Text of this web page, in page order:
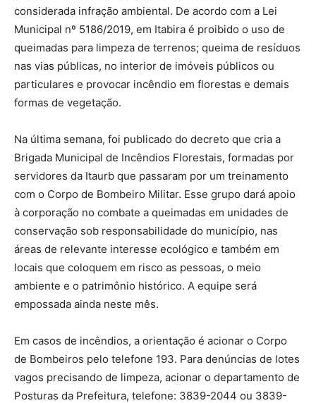
considerada infração ambiental. De acordo com a Lei
Municipal nº 5186/2019, em Itabira é proibido o uso de
queimadas para limpeza de terrenos; queima de resíduos
nas vias públicas, no interior de imóveis públicos ou
particulares e provocar incêndio em florestas e demais
formas de vegetação.
Na última semana, foi publicado do decreto que cria a
Brigada Municipal de Incêndios Florestais, formadas por
servidores da Itaurb que passaram por um treinamento
com o Corpo de Bombeiro Militar. Esse grupo dará apoio
à corporação no combate a queimadas em unidades de
conservação sob responsabilidade do município, nas
áreas de relevante interesse ecológico e também em
locais que coloquem em risco as pessoas, o meio
ambiente e o patrimônio histórico. A equipe será
empossada ainda neste mês.
Em casos de incêndios, a orientação é acionar o Corpo
de Bombeiros pelo telefone 193. Para denúncias de lotes
vagos precisando de limpeza, acionar o departamento de
Posturas da Prefeitura, telefone: 3839-2044 ou 3839-